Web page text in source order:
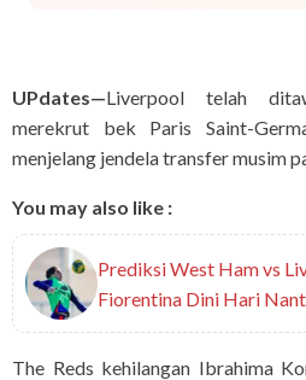
UPdates—Liverpool telah
merekrut bek Paris Saint-
menjelang jendela transfer musim
You may also like :
Prediksi West Ham vs
Fiorentina Dini Hari
The Reds kehilangan Ibrahima